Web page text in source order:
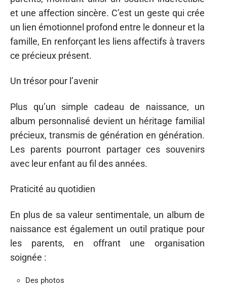
et une affection sincère. C’est un geste qui crée
un lien émotionnel profond entre le donneur et la
famille, En renforçant les liens affectifs à travers
ce précieux présent.
Un trésor pour l’avenir
Plus qu’un simple cadeau de naissance, un
album personnalisé devient un héritage familial
précieux, transmis de génération en génération.
Les parents pourront partager ces souvenirs
avec leur enfant au fil des années.
Praticité au quotidien
En plus de sa valeur sentimentale, un album de
naissance est également un outil pratique pour
les parents, en offrant une organisation
soignée :
Des photos